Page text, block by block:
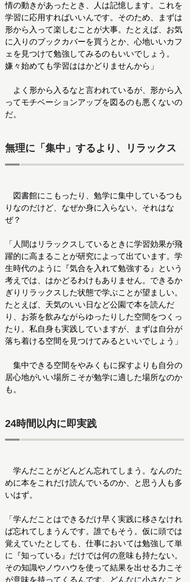
情の動きがあったとき、人は記憶します。これを
学習に応用すればいいんです。そのため、まずは
形から入って楽しむことが大事。たとえば、お気
に入りのブックカバーを買うとか、心地いいカフ
ェを見つけて勉強してみるのもいいでしょう。
嫌々始めても学習ははかどりませんから」
よく形から入るなと言われているが、形から入
ってモチベーションアップを図るのも悪くないの
だ。
無理に「集中」するより、リラックス
図書館にこもったり、勉学に集中しているつも
りなのだけど、なぜか身に入らない。それはな
ぜ？
「人間はリラックスしているときに学習効果が飛
躍的に高まることが研究によって出ています。学
生時代のように『気合を入れて勉強する』という
考えでは、はかどるわけもありません。できるか
ぎりリラックスした状態で学ぶことが望ましい。
たとえば、天気のいい日など公園で本を読んだ
り、お茶を飲みながらゆったりした空間をつくっ
たり。私自身も実践していますが、まずは自分が
落ち着ける空間を見つけてみるといいでしょう」
集中できる空間をやみくもに探すよりも自分の
居心地がいい場所こそが勉学に適した場所なのか
も。
24時間以内に即実践
学んだことがどんどん忘れてしまう。なんのた
めに本をこれだけ読んでいるのか、と思う人も多
いはず。
「学んだことはできるだけ早く実践に移さなけれ
ば忘れてしまうんです。誰でもそう。仮に頭では
覚えていたとしても、仕事においては勉強して単
に『知っている』だけでは何の意味も持たない。
その知識やノウハウを使って結果を出せる力こそ
が意味を持ってくるんです。どんなに小さなこと